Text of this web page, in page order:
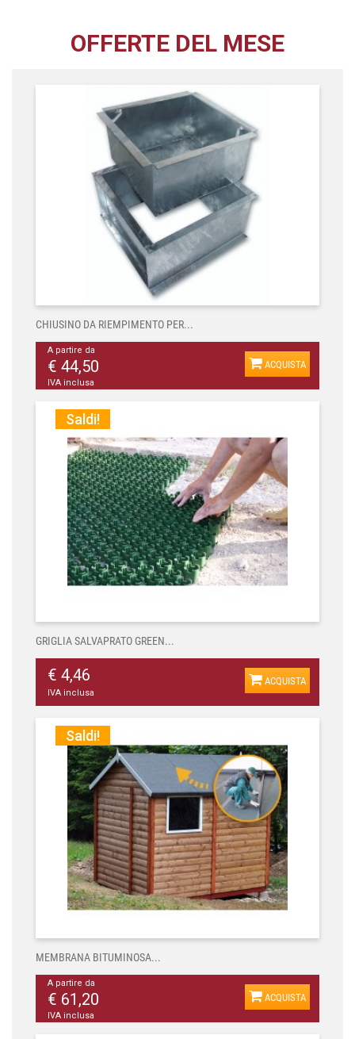
OFFERTE DEL MESE
CHIUSINO DA RIEMPIMENTO PER...
A partire da
€ 44,50
IVA inclusa
ACQUISTA
Saldi!
GRIGLIA SALVAPRATO GREEN...
€ 4,46
IVA inclusa
ACQUISTA
Saldi!
MEMBRANA BITUMINOSA...
A partire da
€ 61,20
IVA inclusa
ACQUISTA